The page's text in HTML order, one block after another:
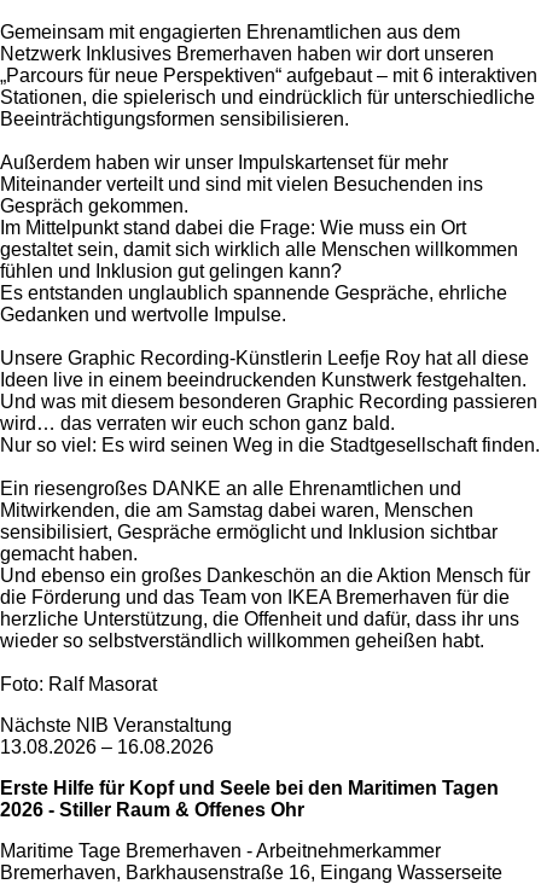
Gemeinsam mit engagierten Ehrenamtlichen aus dem
Netzwerk Inklusives Bremerhaven haben wir dort unseren
„Parcours für neue Perspektiven“ aufgebaut – mit 6 interaktiven
Stationen, die spielerisch und eindrücklich für unterschiedliche
Beeinträchtigungsformen sensibilisieren.
Außerdem haben wir unser Impulskartenset für mehr
Miteinander verteilt und sind mit vielen Besuchenden ins
Gespräch gekommen.
Im Mittelpunkt stand dabei die Frage: Wie muss ein Ort
gestaltet sein, damit sich wirklich alle Menschen willkommen
fühlen und Inklusion gut gelingen kann?
Es entstanden unglaublich spannende Gespräche, ehrliche
Gedanken und wertvolle Impulse.
Unsere Graphic Recording-Künstlerin Leefje Roy hat all diese
Ideen live in einem beeindruckenden Kunstwerk festgehalten.
Und was mit diesem besonderen Graphic Recording passieren
wird… das verraten wir euch schon ganz bald.
Nur so viel: Es wird seinen Weg in die Stadtgesellschaft finden.
Ein riesengroßes DANKE an alle Ehrenamtlichen und
Mitwirkenden, die am Samstag dabei waren, Menschen
sensibilisiert, Gespräche ermöglicht und Inklusion sichtbar
gemacht haben.
Und ebenso ein großes Dankeschön an die Aktion Mensch für
die Förderung und das Team von IKEA Bremerhaven für die
herzliche Unterstützung, die Offenheit und dafür, dass ihr uns
wieder so selbstverständlich willkommen geheißen habt.
Foto: Ralf Masorat
Nächste NIB Veranstaltung
13.08.2026 – 16.08.2026
Erste Hilfe für Kopf und Seele bei den Maritimen Tagen
2026 - Stiller Raum & Offenes Ohr
Maritime Tage Bremerhaven - Arbeitnehmerkammer
Bremerhaven, Barkhausenstraße 16, Eingang Wasserseite